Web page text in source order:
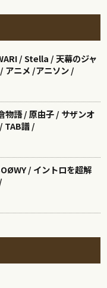
/ Stella / 天幕のジャ
アニメ /アニソン /
物語 / 原由子 / サザンオ
TAB譜 /
/ イントロを超解